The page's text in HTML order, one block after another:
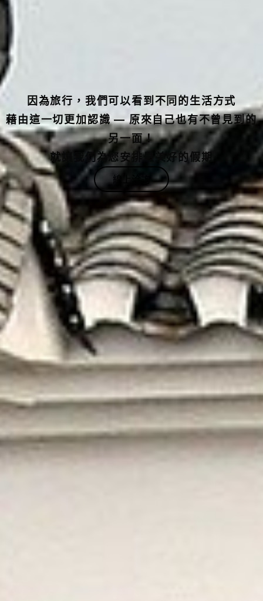
藉由這一切更加認識 — 原來自己也有不曾見到的
另一面！
就讓我們為您安排最美好的假期
線上洽詢